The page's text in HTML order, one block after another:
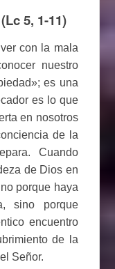
5, 1-11)
con la mala
nuestro
es una
es lo que
en nosotros
de la
Cuando
de Dios en
porque haya
sino porque
encuentro
de la
Señor.